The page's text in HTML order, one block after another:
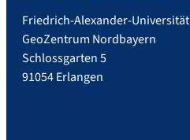
Friedrich-Alexander-Universität
GeoZentrum Nordbayern
Schlossgarten 5
91054 Erlangen